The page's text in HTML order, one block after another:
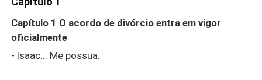
ama.No entanto, Douglas Rocha se aproximou e a
você não demonstra nenhum sinal de compaixão.
Capítulo 1 O acordo de divórcio entra em vigor
oficialmente
- Isaac... Me possua.